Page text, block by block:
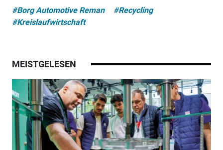
#Borg Automotive Reman
#Recycling
#Kreislaufwirtschaft
MEISTGELESEN